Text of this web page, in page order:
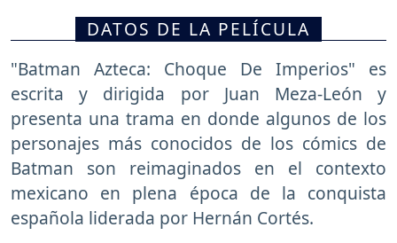
DATOS DE LA PELÍCULA
"Batman Azteca: Choque De Imperios" es
escrita y dirigida por Juan Meza-León y
presenta una trama en donde algunos de los
personajes más conocidos de los cómics de
Batman son reimaginados en el contexto
mexicano en plena época de la conquista
española liderada por Hernán Cortés.